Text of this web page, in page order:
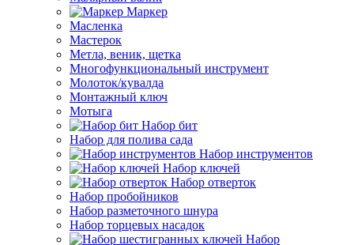
Маркер
Масленка
Мастерок
Метла, веник, щетка
Многофункциональный инструмент
Молоток/кувалда
Монтажный ключ
Мотыга
Набор бит
Набор для полива сада
Набор инструментов
Набор ключей
Набор отверток
Набор пробойников
Набор разметочного шнура
Набор торцевых насадок
Набор